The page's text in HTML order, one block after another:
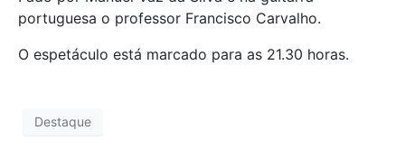
portuguesa o professor Francisco Carvalho.
O espetáculo está marcado para as 21.30 horas.
Destaque